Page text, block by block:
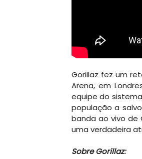
Gorillaz fez um
Arena, em
equipe do
população a
banda ao vivo de
uma verdadeira
Sobre Gorillaz: